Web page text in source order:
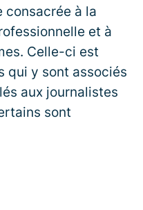
consacrée à la
et à
Celle-ci est
qui y sont associés
aux journalistes
sont